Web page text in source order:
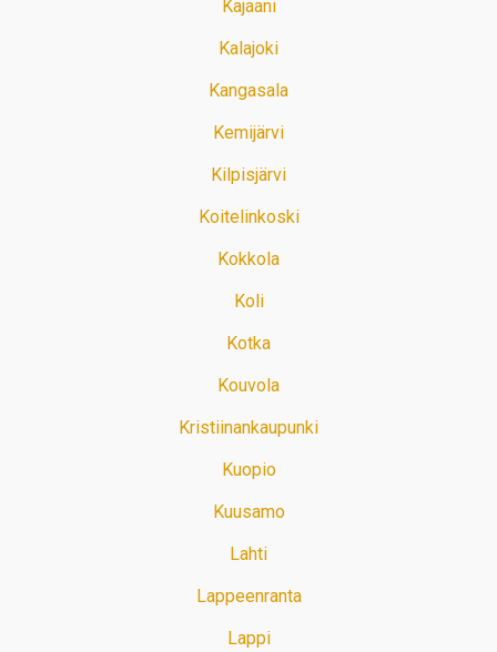
Kajaani
Kalajoki
Kangasala
Kemijärvi
Kilpisjärvi
Koitelinkoski
Kokkola
Koli
Kotka
Kouvola
Kristiinankaupunki
Kuopio
Kuusamo
Lahti
Lappeenranta
Lappi